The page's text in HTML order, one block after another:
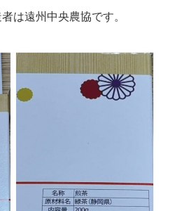
は遠州中央農協です。